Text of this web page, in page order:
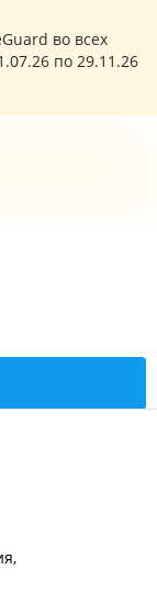
во всех
по 29.11.26
5К